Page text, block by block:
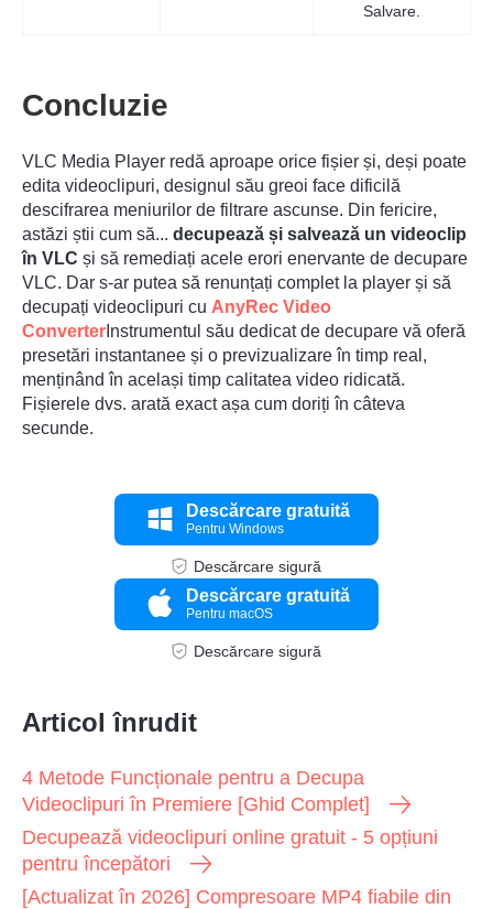
Salvare.
Concluzie
VLC Media Player redă aproape orice fișier și, deși poate
edita videoclipuri, designul său greoi face dificilă
descifrarea meniurilor de filtrare ascunse. Din fericire,
astăzi știi cum să... decupează și salvează un videoclip
în VLC și să remediați acele erori enervante de decupare
VLC. Dar s-ar putea să renunțați complet la player și să
decupați videoclipuri cu AnyRec Video
Converter Instrumentul său dedicat de decupare vă oferă
presetări instantanee și o previzualizare în timp real,
menținând în același timp calitatea video ridicată.
Fișierele dvs. arată exact așa cum doriți în câteva
secunde.
Descărcare gratuită
Pentru Windows
Descărcare sigură
Descărcare gratuită
Pentru macOS
Descărcare sigură
Articol înrudit
4 Metode Funcționale pentru a Decupa
Videoclipuri în Premiere [Ghid Complet]
Decupează videoclipuri online gratuit - 5 opțiuni
pentru începători
[Actualizat în 2026] Compresoare MP4 fiabile din